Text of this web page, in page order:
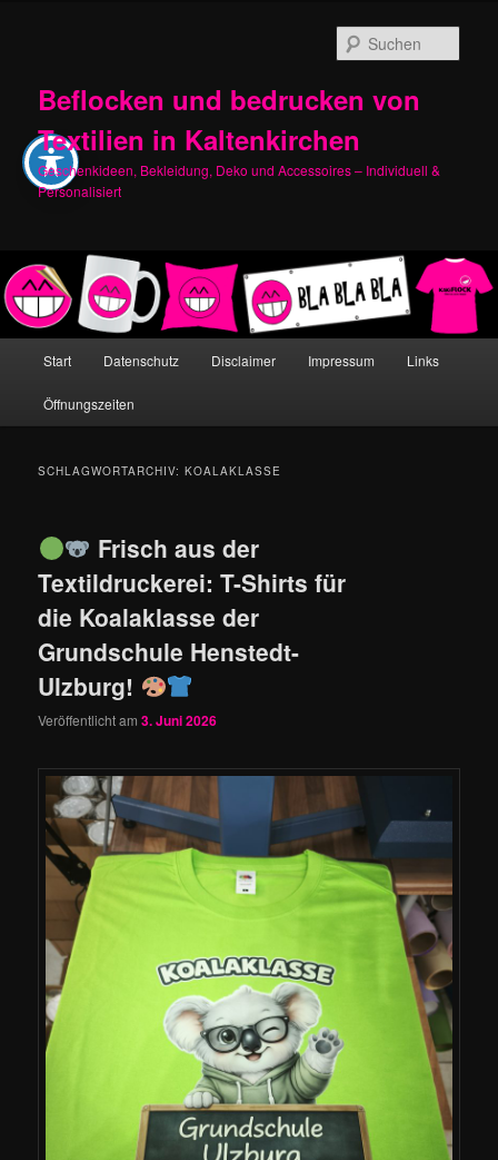
Beflocken und bedrucken von
Textilien in Kaltenkirchen
Geschenkideen, Bekleidung, Deko und Accessoires – Individuell &
Personalisiert
Start Datenschutz Disclaimer Impressum Links
Öffnungszeiten
SCHLAGWORTARCHIV:KOALAKLASSE
Frisch aus der
Textildruckerei: T-Shirts für
die Koalaklasse der
Grundschule Henstedt-
Ulzburg!
Veröffentlicht am3. Juni 2026